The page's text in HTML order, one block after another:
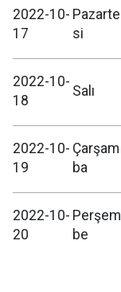
2022-10-
17
Pazarte
si
2022-10-
18
Salı
2022-10-
19
Çarşam
ba
2022-10-
20
Perşem
be